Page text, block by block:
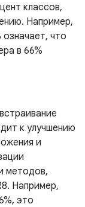
классов,
Например,
означает, что
в 66%
к улучшению
и
методов,
Например,
это